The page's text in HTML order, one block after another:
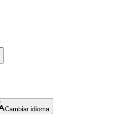
Cambiar idioma